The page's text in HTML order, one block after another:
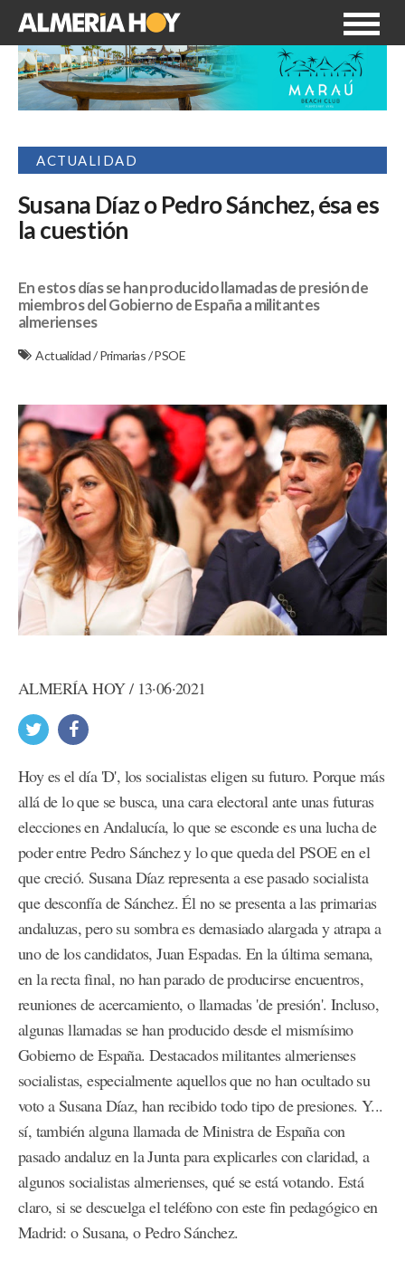
ACTUALIDAD
Susana Díaz o Pedro Sánchez, ésa es
la cuestión
En estos días se han producido llamadas de presión de
miembros del Gobierno de España a militantes
almerienses
Actualidad/Primarias/PSOE
ALMERÍA HOY / 13·06·2021
Hoy es el día 'D', los socialistas eligen su futuro. Porque más
allá de lo que se busca, una cara electoral ante unas futuras
elecciones en Andalucía, lo que se esconde es una lucha de
poder entre Pedro Sánchez y lo que queda del PSOE en el
que creció. Susana Díaz representa a ese pasado socialista
que desconfía de Sánchez. Él no se presenta a las primarias
andaluzas, pero su sombra es demasiado alargada y atrapa a
uno de los candidatos, Juan Espadas. En la última semana,
en la recta final, no han parado de producirse encuentros,
reuniones de acercamiento, o llamadas 'de presión'. Incluso,
algunas llamadas se han producido desde el mismísimo
Gobierno de España. Destacados militantes almerienses
socialistas, especialmente aquellos que no han ocultado su
voto a Susana Díaz, han recibido todo tipo de presiones. Y...
sí, también alguna llamada de Ministra de España con
pasado andaluz en la Junta para explicarles con claridad, a
algunos socialistas almerienses, qué se está votando. Está
claro, si se descuelga el teléfono con este fin pedagógico en
Madrid: o Susana, o Pedro Sánchez.